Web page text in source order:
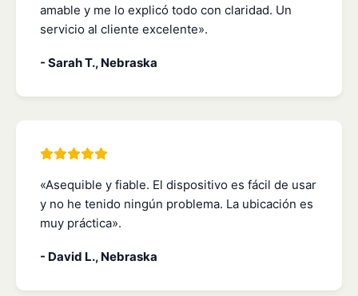
amable y me lo explicó todo con claridad. Un
servicio al cliente excelente».
- Sarah T., Nebraska
«Asequible y fiable. El dispositivo es fácil de usar
y no he tenido ningún problema. La ubicación es
muy práctica».
- David L., Nebraska